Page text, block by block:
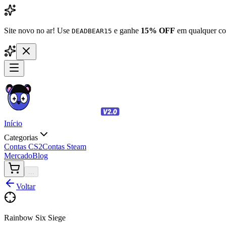
Site novo no ar! Use DEADBEAR15 e ganhe 15% OFF em qualquer
Início
Categorias
Contas CS2Contas Steam
MercadoBlog
...
Voltar
Rainbow Six Siege